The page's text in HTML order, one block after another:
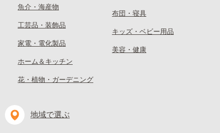
魚介・海産物
工芸品・装飾品
家電・電化製品
ホーム＆キッチン
花・植物・ガーデニング
布団・寝具
キッズ・ベビー用品
美容・健康
地域で選ぶ